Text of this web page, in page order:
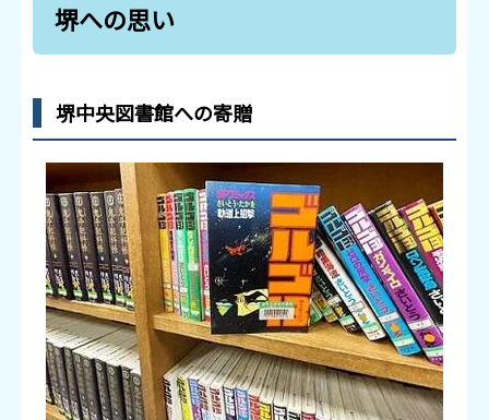
堺への思い
堺中央図書館への寄贈